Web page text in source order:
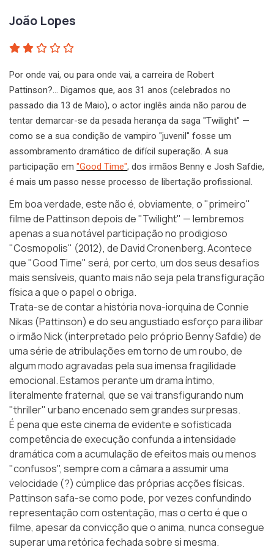
João Lopes
Por onde vai, ou para onde vai, a carreira de Robert
Pattinson?… Digamos que, aos 31 anos (celebrados no
passado dia 13 de Maio), o actor inglês ainda não parou de
tentar demarcar-se da pesada herança da saga "Twilight" —
como se a sua condição de vampiro "juvenil" fosse um
assombramento dramático de difícil superação. A sua
participação em "Good Time", dos irmãos Benny e Josh Safdie,
é mais um passo nesse processo de libertação profissional.
Em boa verdade, este não é, obviamente, o "primeiro"
filme de Pattinson depois de "Twilight" — lembremos
apenas a sua notável participação no prodigioso
"Cosmopolis" (2012), de David Cronenberg. Acontece
que "Good Time" será, por certo, um dos seus desafios
mais sensíveis, quanto mais não seja pela transfiguração
física a que o papel o obriga.
Trata-se de contar a história nova-iorquina de Connie
Nikas (Pattinson) e do seu angustiado esforço para ilibar
o irmão Nick (interpretado pelo próprio Benny Safdie) de
uma série de atribulações em torno de um roubo, de
algum modo agravadas pela sua imensa fragilidade
emocional. Estamos perante um drama íntimo,
literalmente fraternal, que se vai transfigurando num
"thriller" urbano encenado sem grandes surpresas.
É pena que este cinema de evidente e sofisticada
competência de execução confunda a intensidade
dramática com a acumulação de efeitos mais ou menos
"confusos", sempre com a câmara a assumir uma
velocidade (?) cúmplice das próprias acções físicas.
Pattinson safa-se como pode, por vezes confundindo
representação com ostentação, mas o certo é que o
filme, apesar da convicção que o anima, nunca consegue
superar uma retórica fechada sobre si mesma.